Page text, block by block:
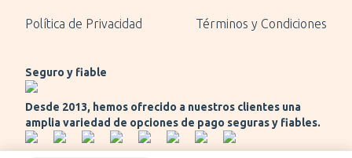
Política de Privacidad Términos y Condiciones
Seguro y fiable
Desde 2013, hemos ofrecido a nuestros clientes una
amplia variedad de opciones de pago seguras y fiables.